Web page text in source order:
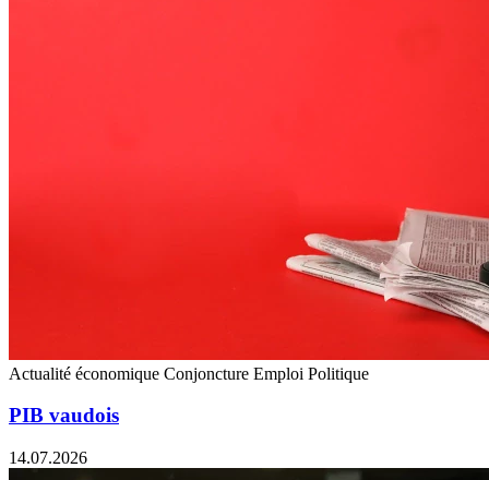
Actualité économique Conjoncture Emploi Politique
PIB vaudois
14.07.2026